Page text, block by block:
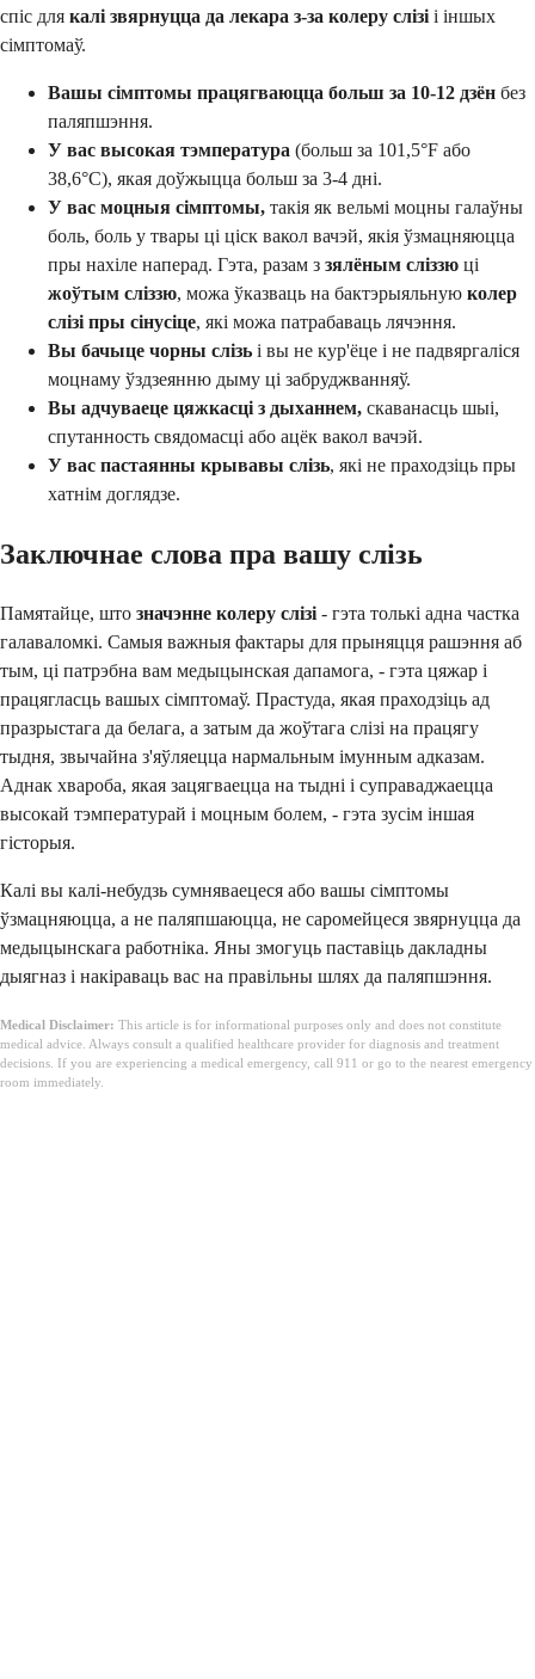
спіс для калі звярнуцца да лекара з-за колеру слізі і іншых
сімптомаў.
Вашы сімптомы працягваюцца больш за 10-12 дзён без
паляпшэння.
У вас высокая тэмпература (больш за 101,5°F або
38,6°C), якая доўжыцца больш за 3-4 дні.
У вас моцныя сімптомы, такія як вельмі моцны галаўны
боль, боль у твары ці ціск вакол вачэй, якія ўзмацняюцца
пры нахіле наперад. Гэта, разам з зялёным сліззю ці
жоўтым сліззю, можа ўказваць на бактэрыяльную колер
слізі пры сінусіце, які можа патрабаваць лячэння.
Вы бачыце чорны слізь і вы не кур'ёце і не падвяргаліся
моцнаму ўздзеянню дыму ці забруджванняў.
Вы адчуваеце цяжкасці з дыханнем, скаванасць шыі,
спутанность свядомасці або ацёк вакол вачэй.
У вас пастаянны крывавы слізь, які не праходзіць пры
хатнім доглядзе.
Заключнае слова пра вашу слізь
Памятайце, што значэнне колеру слізі - гэта толькі адна частка
галаваломкі. Самыя важныя фактары для прыняцця рашэння аб
тым, ці патрэбна вам медыцынская дапамога, - гэта цяжар і
працягласць вашых сімптомаў. Прастуда, якая праходзіць ад
празрыстага да белага, а затым да жоўтага слізі на працягу
тыдня, звычайна з'яўляецца нармальным імунным адказам.
Аднак хвароба, якая зацягваецца на тыдні і суправаджаецца
высокай тэмпературай і моцным болем, - гэта зусім іншая
гісторыя.
Калі вы калі-небудзь сумняваецеся або вашы сімптомы
ўзмацняюцца, а не паляпшаюцца, не саромейцеся звярнуцца да
медыцынскага работніка. Яны змогуць паставіць дакладны
дыягназ і накіраваць вас на правільны шлях да паляпшэння.
Medical Disclaimer: This article is for informational purposes only and does not constitute
medical advice. Always consult a qualified healthcare provider for diagnosis and treatment
decisions. If you are experiencing a medical emergency, call 911 or go to the nearest emergency
room immediately.